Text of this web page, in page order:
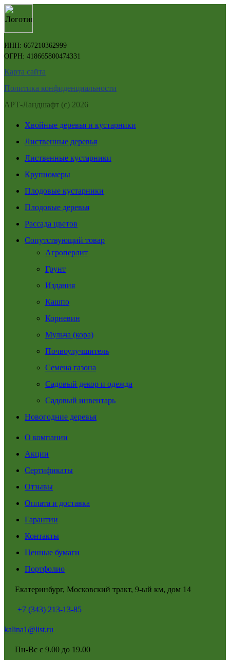
ИНН: 667210362999
ОГРН: 418665800474331
Карта сайта
Политика конфиденциальности
АРТ-Ландшафт (с) 2026
Хвойные деревья и кустарники
Лиственные деревья
Лиственные кустарники
Крупномеры
Плодовые кустарники
Плодовые деревья
Рассада цветов
Сопутствующий товар
Агроперлит
Грунт
Издания
Кашпо
Корневин
Мульча (кора)
Почвоулучшитель
Семена газона
Садовый декор и одежда
Садовый инвентарь
Новогодние деревья
О компании
Акции
Сертификаты
Отзывы
Оплата и доставка
Гарантии
Контакты
Ценные бумаги
Портфолио
Екатеринбург, Московский тракт, 9-ый км, дом 14
+7 (343) 213-13-85
kalina1@list.ru
Пн-Вс с 9.00 до 19.00